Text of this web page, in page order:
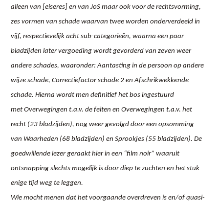
alleen van [eiseres] en van JoS maar ook voor de rechtsvorming,
zes vormen van schade waarvan twee worden onderverdeeld in
vijf, respectievelijk acht sub-categorieën, waarna een paar
bladzijden later vergoeding wordt gevorderd van zeven weer
andere schades, waaronder: Aantasting in de persoon op andere
wijze schade, Correctiefactor schade 2 en Afschrikwekkende
schade. Hierna wordt men definitief het bos ingestuurd
met Overwegingen t.a.v. de feiten en Overwegingen t.a.v. het
recht (23 bladzijden), nog weer gevolgd door een opsomming
van Waarheden (68 bladzijden) en Sprookjes (55 bladzijden). De
goedwillende lezer geraakt hier in een “film noir” waaruit
ontsnapping slechts mogelijk is door diep te zuchten en het stuk
enige tijd weg te leggen.
Wie mocht menen dat het voorgaande overdreven is en/of quasi-